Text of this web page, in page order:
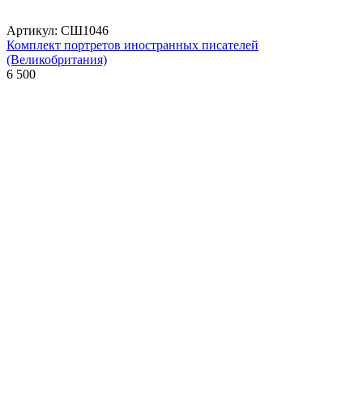
Артикул: СШ1046
Комплект портретов иностранных писателей
(Великобритания)
6 500